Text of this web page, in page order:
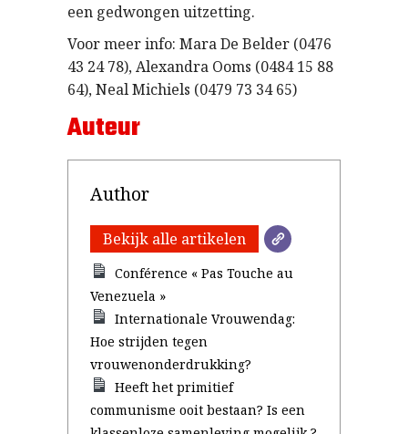
een gedwongen uitzetting.
Voor meer info: Mara De Belder (0476
43 24 78), Alexandra Ooms (0484 15 88
64), Neal Michiels (0479 73 34 65)
Auteur
Author
Bekijk alle artikelen
Conférence « Pas Touche au
Venezuela »
Internationale Vrouwendag:
Hoe strijden tegen
vrouwenonderdrukking?
Heeft het primitief
communisme ooit bestaan? Is een